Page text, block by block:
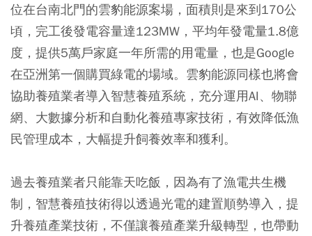
位在台南北門的雲豹能源案場，面積則是來到170公
頃，完工後發電容量達123MW，平均年發電量1.8億
度，提供5萬戶家庭一年所需的用電量，也是Google
在亞洲第一個購買綠電的場域。雲豹能源同樣也將會
協助養殖業者導入智慧養殖系統，充分運用AI、物聯
網、大數據分析和自動化養殖專家技術，有效降低漁
民管理成本，大幅提升飼養效率和獲利。
過去養殖業者只能靠天吃飯，因為有了漁電共生機
制，智慧養殖技術得以透過光電的建置順勢導入，提
升養殖產業技術，不僅讓養殖產業升級轉型，也帶動